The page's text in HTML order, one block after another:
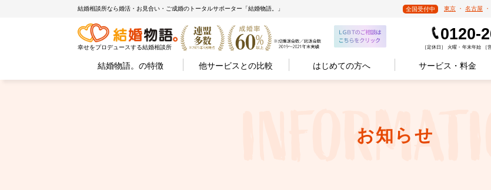
結婚相談所なら婚活・お見合い・ご成婚のトータルサポーター「結婚物語。」 全国受付中 東京 ・ 名古屋 ・
幸せをプロデュースする結婚相談所
0120-
［定休日］ 火曜・年末年始 ［
結婚物語。の特徴 他サービスとの比較 はじめての方へ サービス・料金
お知らせ